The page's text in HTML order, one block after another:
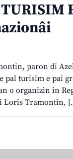
TURISIM
paron di
pal turisim e pai
o organizìn in
Loris Tramontin,